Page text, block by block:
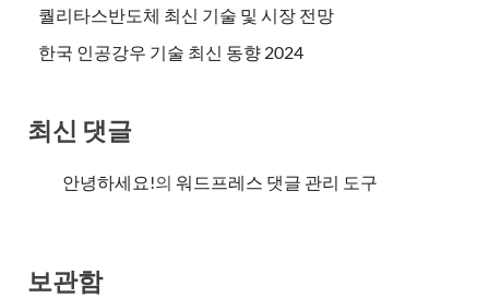
퀄리타스반도체 최신 기술 및 시장 전망
한국 인공강우 기술 최신 동향 2024
최신 댓글
안녕하세요!의 워드프레스 댓글 관리 도구
보관함